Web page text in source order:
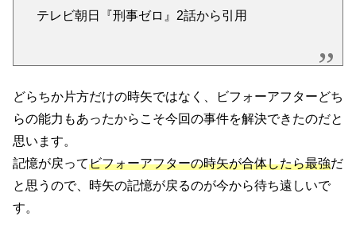
テレビ朝日『刑事ゼロ』2話から引用
どらちか片方だけの時矢ではなく、ビフォーアフターどち
らの能力もあったからこそ今回の事件を解決できたのだと
思います。
記憶が戻ってビフォーアフターの時矢が合体したら最強だ
と思うので、時矢の記憶が戻るのが今から待ち遠しいで
す。